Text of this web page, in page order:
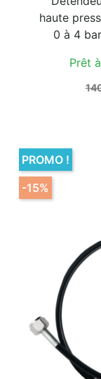
haute
0 à 4
Prêt
PROMO !
-15%